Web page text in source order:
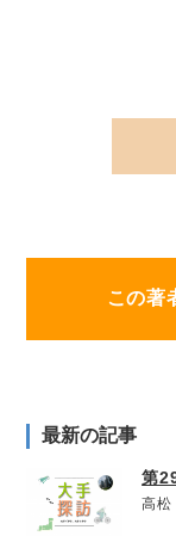
この著
最新の記事
第
高